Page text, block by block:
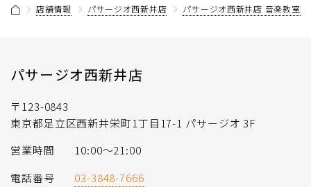
店舗情報 パサージオ西新井店 パサージオ西新井店 音楽教室
パサージオ西新井店
〒123-0843
東京都足立区西新井栄町1丁目17-1 パサージオ 3F
営業時間
10:00〜21:00
電話番号
03-3848-7666